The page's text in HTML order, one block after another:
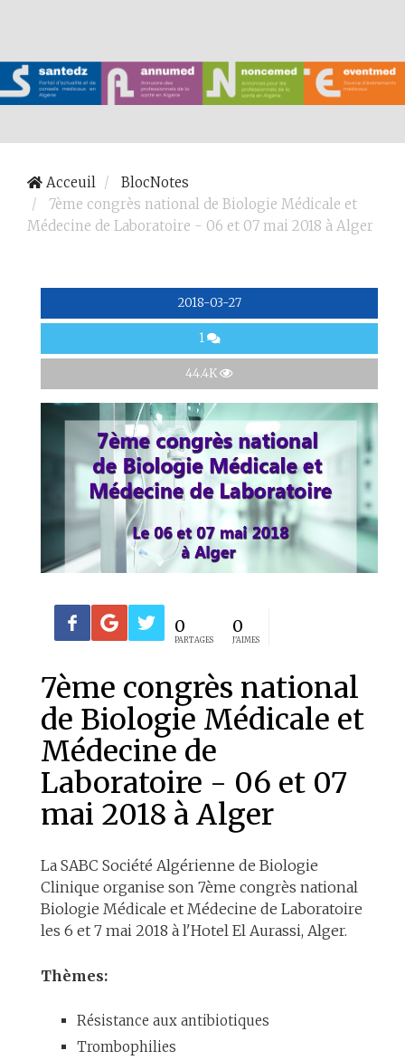
Acceuil
BlocNotes
7ème congrès national de Biologie Médicale et
Médecine de Laboratoire - 06 et 07 mai 2018 à Alger
2018-03-27
1
44.4K
0
PARTAGES
0
J'AIMES
7ème congrès national
de Biologie Médicale et
Médecine de
Laboratoire - 06 et 07
mai 2018 à Alger
La SABC Société Algérienne de Biologie
Clinique organise son 7ème congrès national
Biologie Médicale et Médecine de Laboratoire
les 6 et 7 mai 2018 à l'Hotel El Aurassi, Alger.
Thèmes:
Résistance aux antibiotiques
Trombophilies